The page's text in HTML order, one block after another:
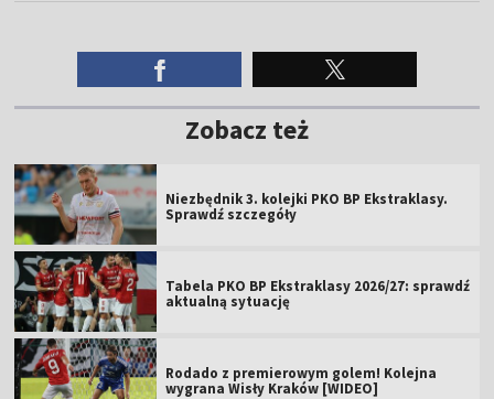
Zobacz też
Niezbędnik 3. kolejki PKO BP Ekstraklasy.
Sprawdź szczegóły
Tabela PKO BP Ekstraklasy 2026/27: sprawdź
aktualną sytuację
Rodado z premierowym golem! Kolejna
wygrana Wisły Kraków [WIDEO]